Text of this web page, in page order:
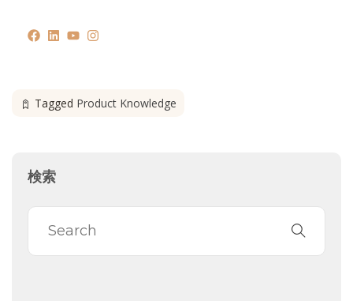
Tagged Product Knowledge
検索